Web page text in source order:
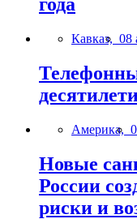
Кавказ, 08
Америка,
Новые
России
риски и